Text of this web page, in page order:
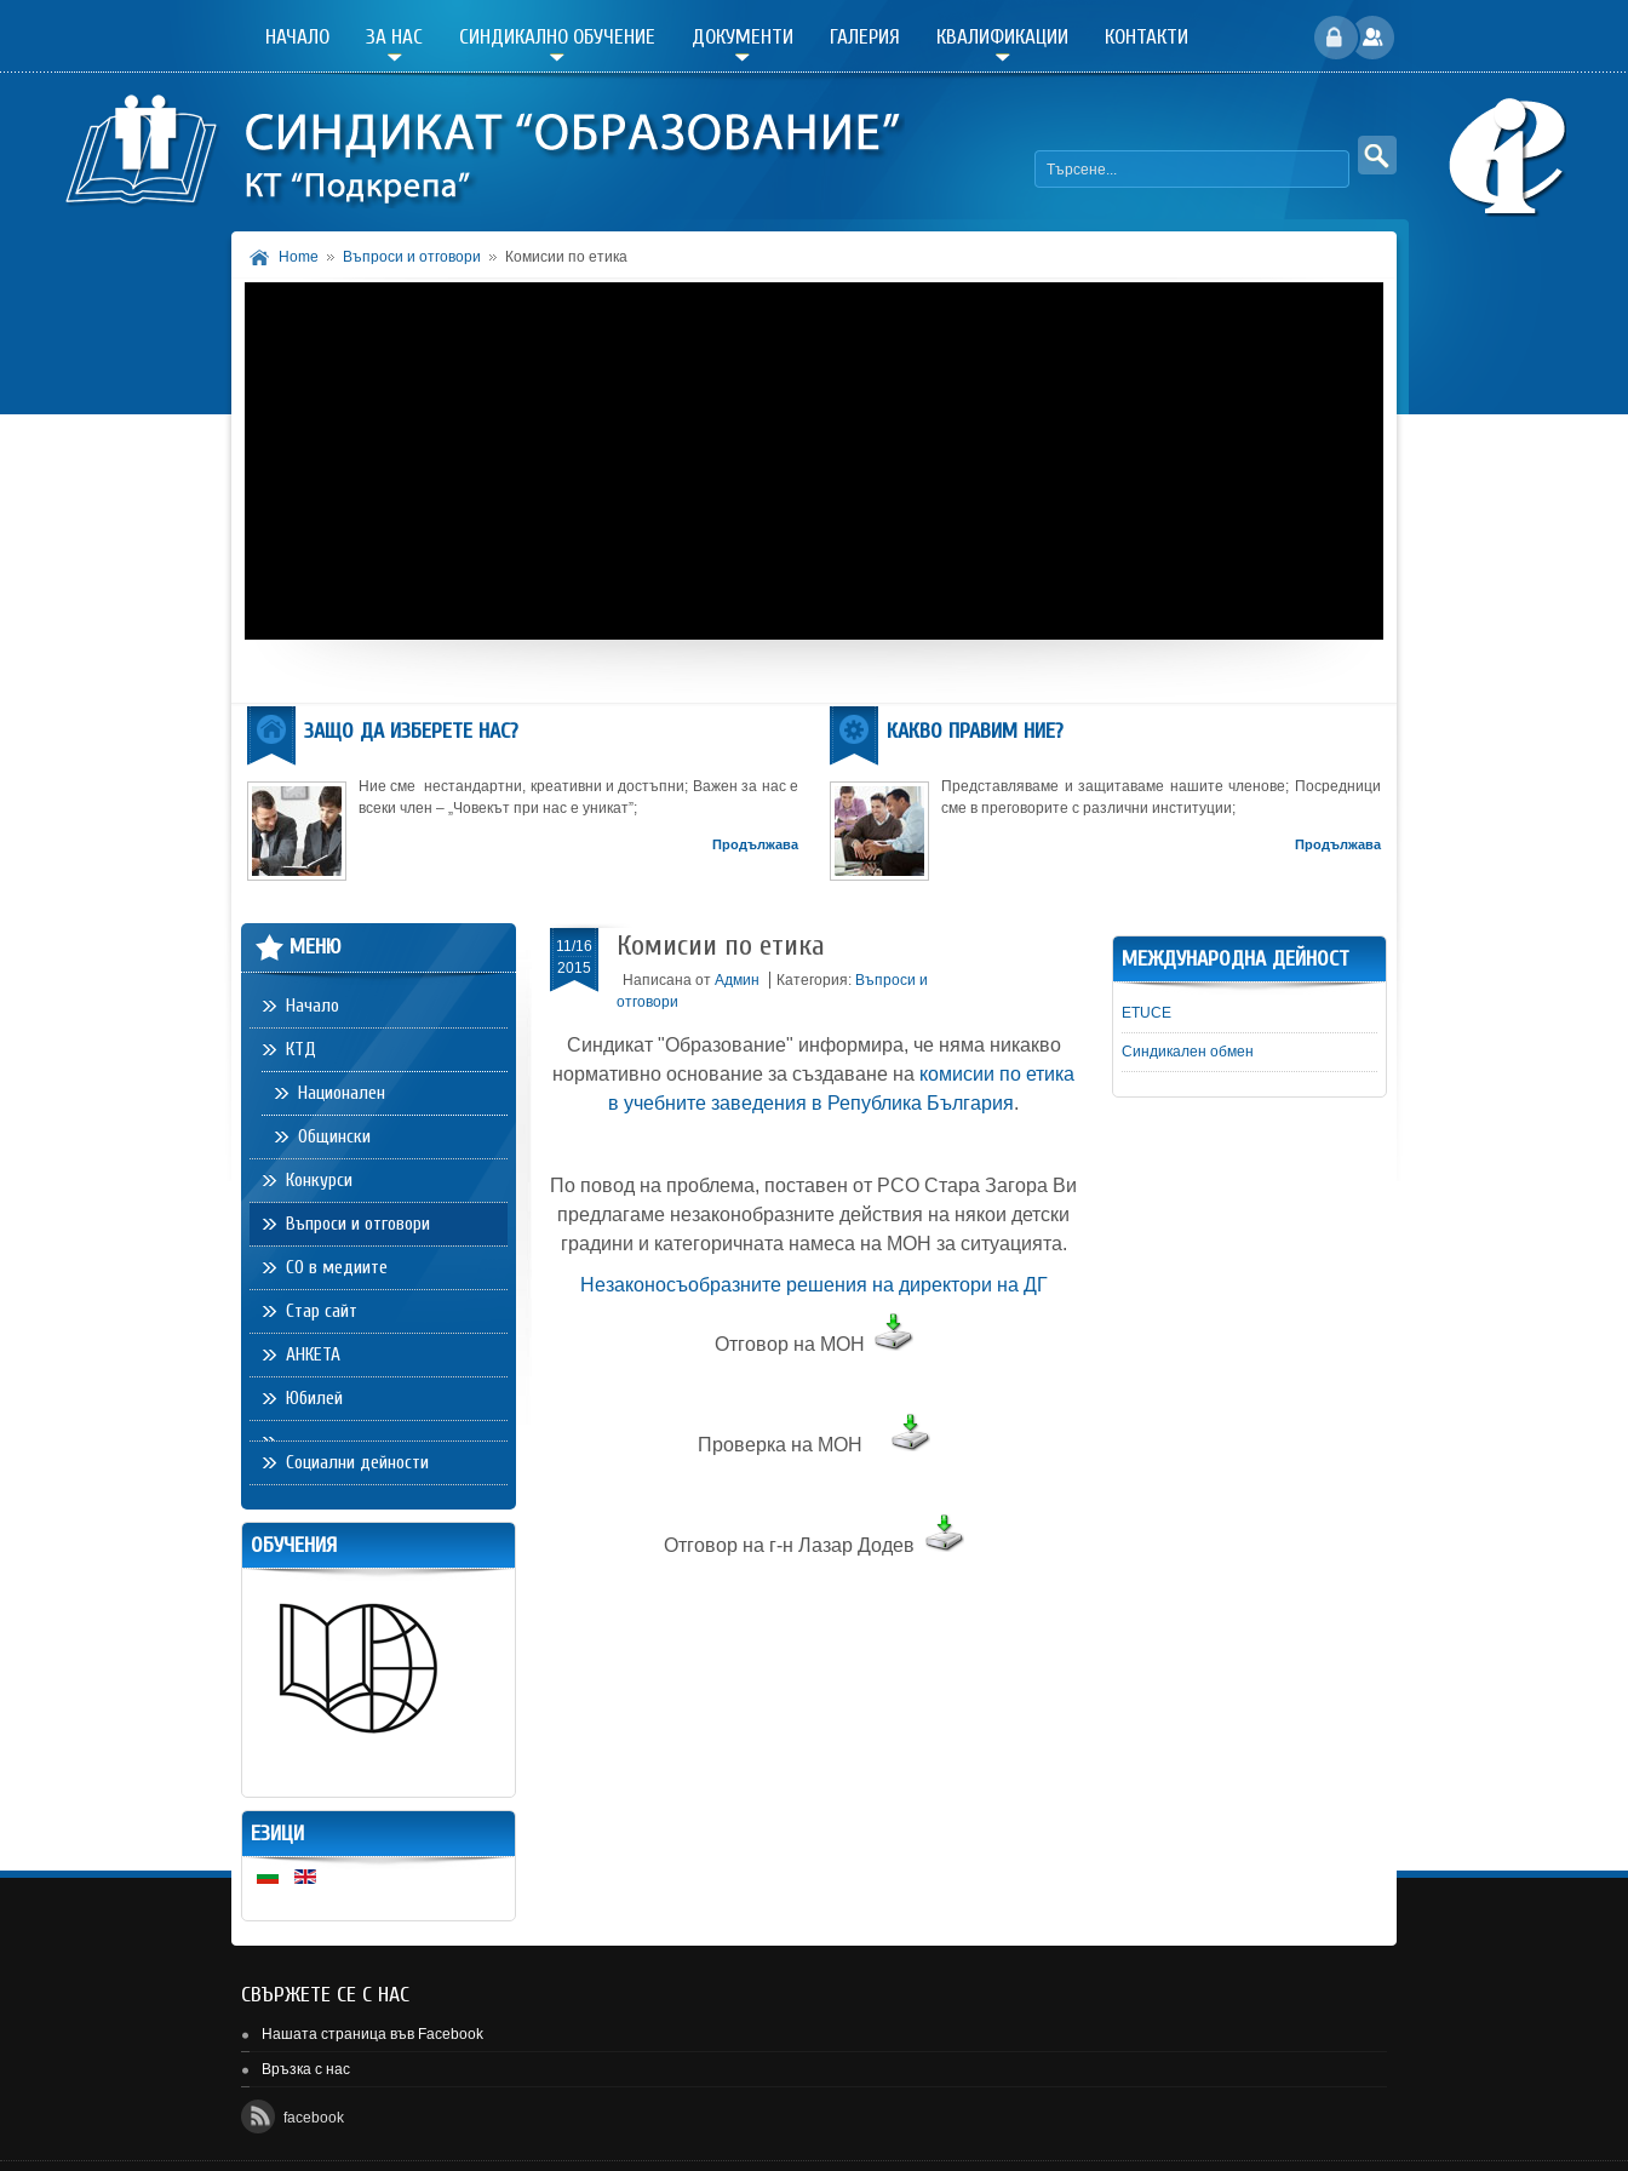
НАЧАЛО ЗА НАС СИНДИКАЛНО ОБУЧЕНИЕ ДОКУМЕНТИ ГАЛЕРИЯ КВАЛИФИКАЦИИ КОНТАКТИ
Home Въпроси и отговори Комисии по етика
ЗАЩО ДА ИЗБЕРЕТЕ НАС?
Ние сме нестандартни, креативни и достъпни; Важен за нас е
всеки член – „Човекът при нас е уникат”;
Продължава
КАКВО ПРАВИМ НИЕ?
Представляваме и защитаваме нашите членове; Посредници
сме в преговорите с различни институции;
Продължава
11/16
2015
Комисии по етика
Написана от Админ Категория: Въпроси и
отговори
Синдикат "Образование" информира, че няма никакво
нормативно основание за създаване на комисии по етика
в учебните заведения в Република България.
По повод на проблема, поставен от РСО Стара Загора Ви
предлагаме незаконобразните действия на някои детски
градини и категоричната намеса на МОН за ситуацията.
Незаконосъобразните решения на директори на ДГ
Отговор на МОН
Проверка на МОН
Отговор на г-н Лазар Додев
МЕЖДУНАРОДНА ДЕЙНОСТ
ETUCE
Синдикален обмен
МЕНЮ
Начало
КТД
Национален
Общински
Конкурси
Въпроси и отговори
СО в медиите
Стар сайт
АНКЕТА
Юбилей
Социални дейности
ОБУЧЕНИЯ
ЕЗИЦИ
СВЪРЖЕТЕ СЕ С НАС
Нашата страница във Facebook
Връзка с нас
facebook